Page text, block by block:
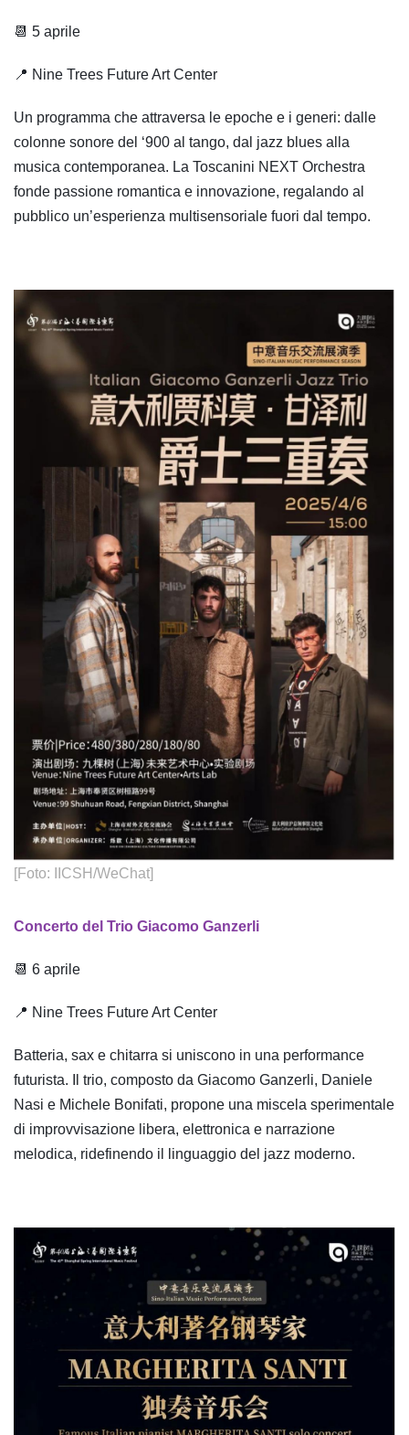
📆 5 aprile
📍 Nine Trees Future Art Center
Un programma che attraversa le epoche e i generi: dalle
colonne sonore del ‘900 al tango, dal jazz blues alla
musica contemporanea. La Toscanini NEXT Orchestra
fonde passione romantica e innovazione, regalando al
pubblico un’esperienza multisensoriale fuori dal tempo.
[Foto: IICSH/WeChat]
Concerto del Trio Giacomo Ganzerli
📆 6 aprile
📍 Nine Trees Future Art Center
Batteria, sax e chitarra si uniscono in una performance
futurista. Il trio, composto da Giacomo Ganzerli, Daniele
Nasi e Michele Bonifati, propone una miscela sperimentale
di improvvisazione libera, elettronica e narrazione
melodica, ridefinendo il linguaggio del jazz moderno.